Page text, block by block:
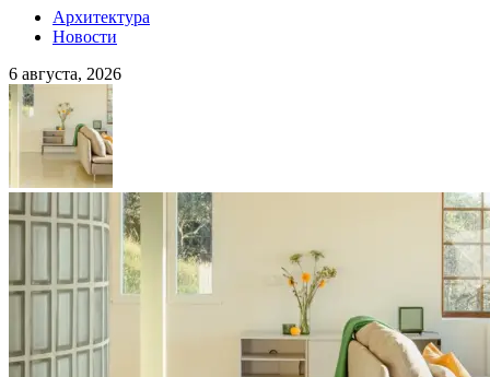
Архитектура
Новости
6 августа, 2026